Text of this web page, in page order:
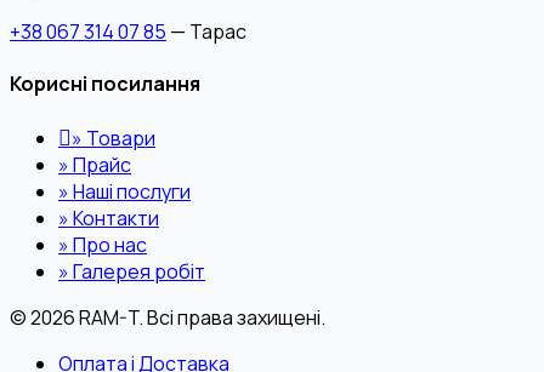
+38 067 314 07 85 — Тарас
Корисні посилання
» Товари
»Прайс
»Наші послуги
»Контакти
»Про нас
»Галерея робіт
© 2026 RAM-T. Всі права захищені.
Оплата і Доставка